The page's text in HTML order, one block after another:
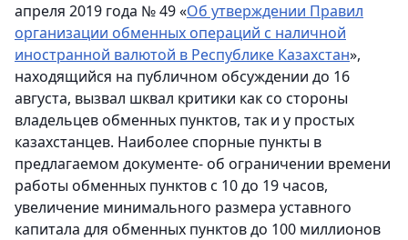
апреля 2019 года № 49 «Об утверждении Правил
организации обменных операций с наличной
иностранной валютой в Республике Казахстан»,
находящийся на публичном обсуждении до 16
августа, вызвал шквал критики как со стороны
владельцев обменных пунктов, так и у простых
казахстанцев. Наиболее спорные пункты в
предлагаемом документе- об ограничении времени
работы обменных пунктов с 10 до 19 часов,
увеличение минимального размера уставного
капитала для обменных пунктов до 100 миллионов